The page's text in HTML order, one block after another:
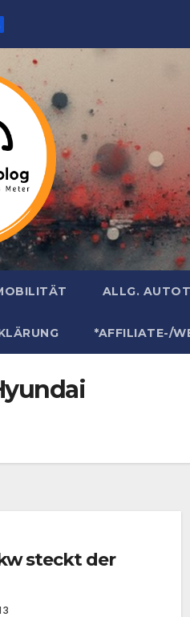
öffnen
ALLG.
*AFFILIATE-/
steckt der